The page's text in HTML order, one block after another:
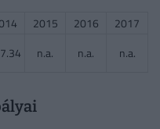
2015 2016
2017
n.a. n.a. n.a.